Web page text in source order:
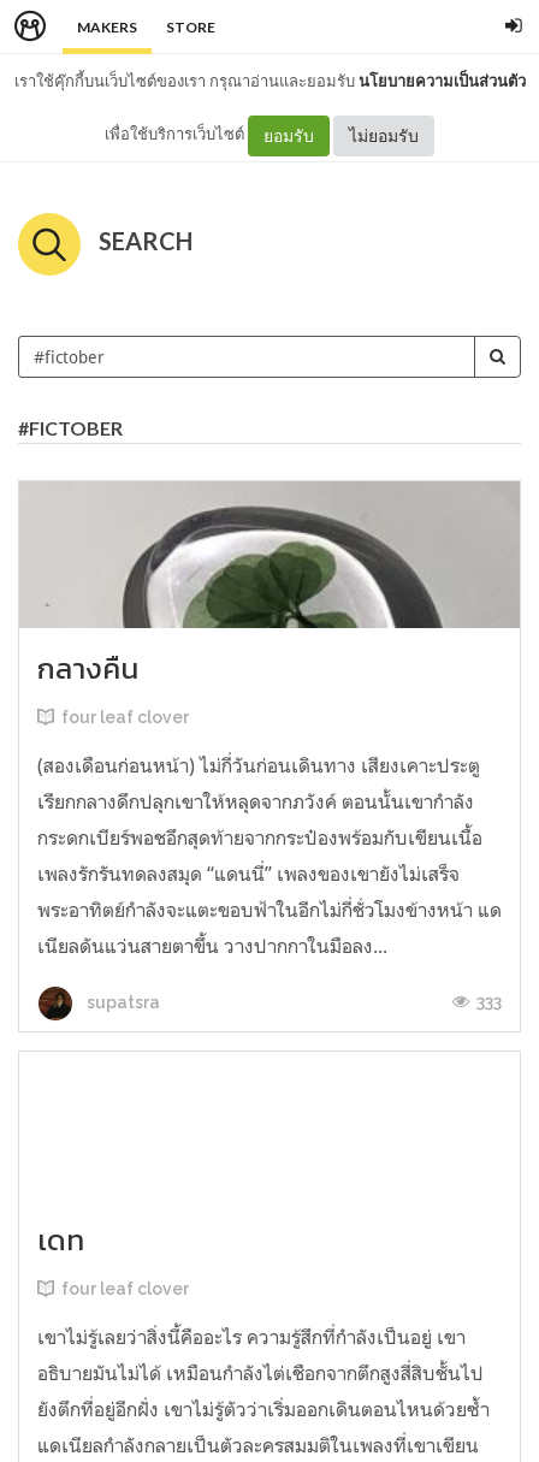
MAKERS STORE
เราใช้คุ๊กกี้บนเว็บไซต์ของเรา กรุณาอ่านและยอมรับนโยบายความเป็นส่วนตัว
เพื่อใช้บริการเว็บไซต์ ยอมรับ ไม่ยอมรับ
SEARCH
#FICTOBER
กลางคืน
four leaf clover
(สองเดือนก่อนหน้า) ไม่กี่วันก่อนเดินทาง เสียงเคาะประตู
เรียกกลางดึกปลุกเขาให้หลุดจากภวังค์ ตอนนั้นเขากำลัง
กระดกเบียร์พอชอึกสุดท้ายจากกระป๋องพร้อมกับเขียนเนื้อ
เพลงรักรันทดลงสมุด “แดนนี่” เพลงของเขายังไม่เสร็จ
พระอาทิตย์กำลังจะแตะขอบฟ้าในอีกไม่กี่ชั่วโมงข้างหน้า แด
เนียลดันแว่นสายตาขึ้น วางปากกาในมือลง...
supatsra 333
เดท
four leaf clover
เขาไม่รู้เลยว่าสิ่งนี้คืออะไร ความรู้สึกที่กำลังเป็นอยู่ เขา
อธิบายมันไม่ได้ เหมือนกำลังไต่เชือกจากตึกสูงสี่สิบชั้นไป
ยังตึกที่อยู่อีกฝั่ง เขาไม่รู้ตัวว่าเริ่มออกเดินตอนไหนด้วยซ้ำ
แดเนียลกำลังกลายเป็นตัวละครสมมติในเพลงที่เขาเขียน